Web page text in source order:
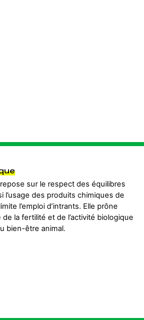
sur le respect des équilibres
l’usage des produits chimiques de
l’emploi d’intrants. Elle prône
la fertilité et de l’activité biologique
bien-être animal.